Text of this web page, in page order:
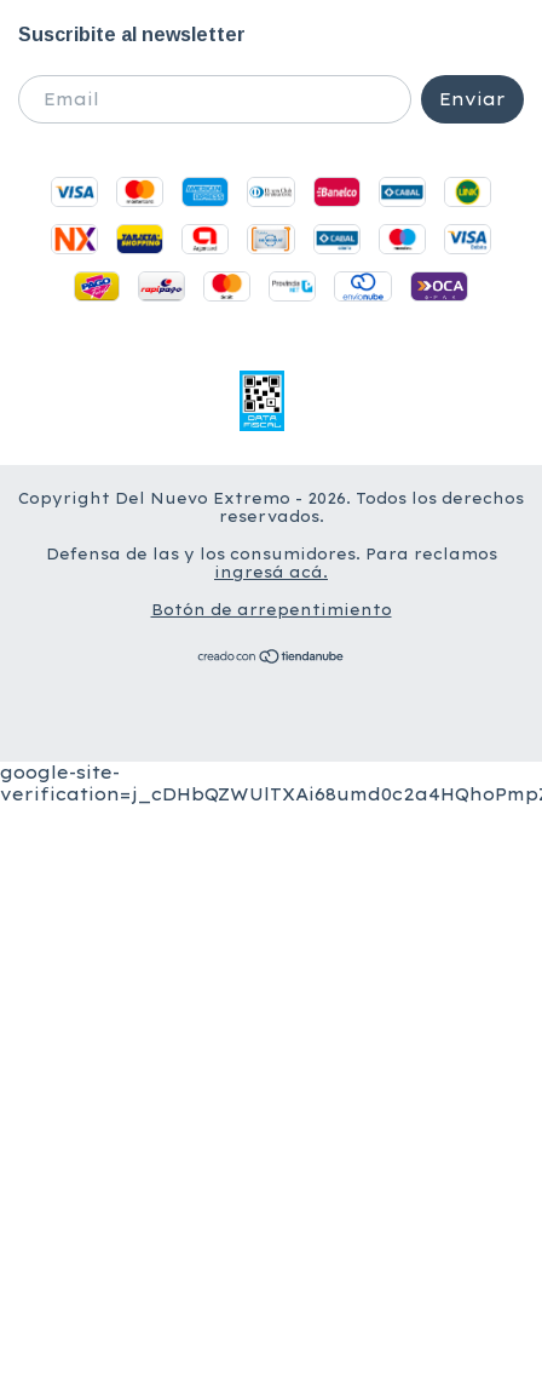
Suscribite al newsletter
Copyright Del Nuevo Extremo - 2026. Todos los derechos
reservados.
Defensa de las y los consumidores. Para reclamos
ingresá acá.
Botón de arrepentimiento
google-site-